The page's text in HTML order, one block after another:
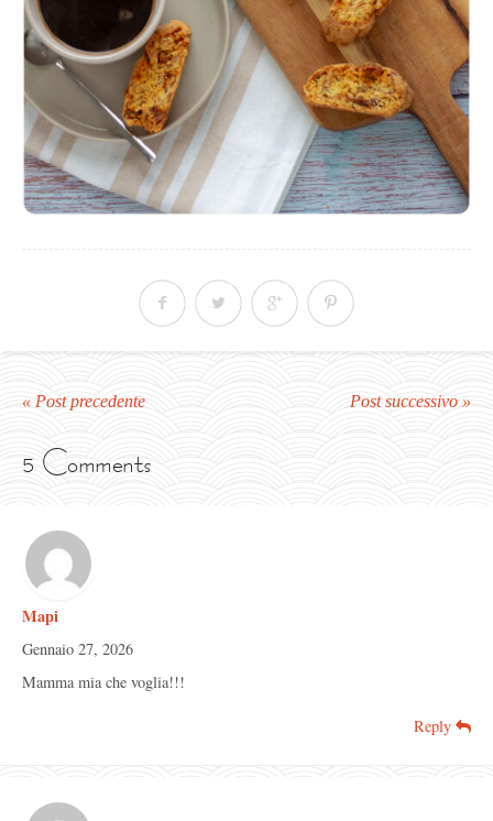
« Post precedente Post successivo »
5 Comments
Mapi
Gennaio 27, 2026
Mamma mia che voglia!!!
Reply